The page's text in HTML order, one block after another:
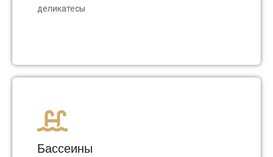
деликатесы
Бассеины